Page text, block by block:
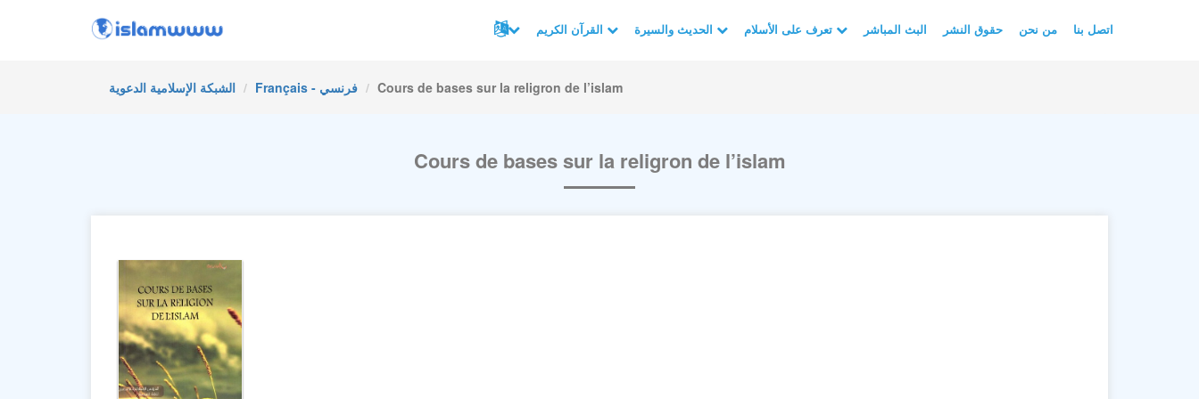
البث المباشر حقوق النشر من نحن اتصل بنا
الشبكة الإسلامية الدعوية Français - فرنسي Cours de bases sur la religron de l’islam
Cours de bases sur la religron de l’islam